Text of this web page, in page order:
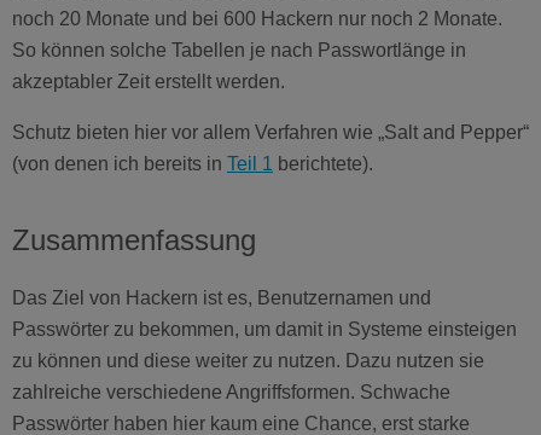
noch 20 Monate und bei 600 Hackern nur noch 2 Monate.
So können solche Tabellen je nach Passwortlänge in
akzeptabler Zeit erstellt werden.
Schutz bieten hier vor allem Verfahren wie „Salt and Pepper“
(von denen ich bereits in Teil 1 berichtete).
Zusammenfassung
Das Ziel von Hackern ist es, Benutzernamen und
Passwörter zu bekommen, um damit in Systeme einsteigen
zu können und diese weiter zu nutzen. Dazu nutzen sie
zahlreiche verschiedene Angriffsformen. Schwache
Passwörter haben hier kaum eine Chance, erst starke